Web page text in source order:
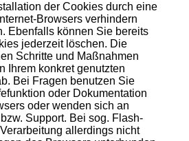
der Cookies durch eine
Browsers verhindern
Ebenfalls können Sie bereits
jederzeit löschen. Die
Schritte und Maßnahmen
Ihrem konkret genutzten
Bei Fragen benutzen Sie
oder Dokumentation
oder wenden sich an
Support. Bei sog. Flash-
allerdings nicht